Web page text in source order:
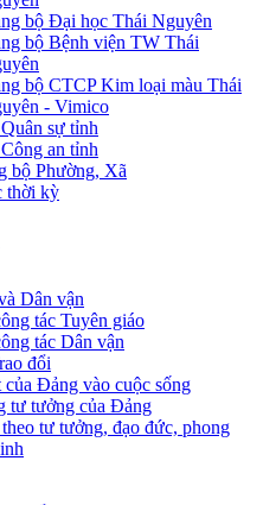
bộ Đại học Thái Nguyên
bộ Bệnh viện TW Thái
bộ CTCP Kim loại màu Thái
- Vimico
sự tỉnh
an tỉnh
bộ Phường, Xã
thời kỳ
Dân vận
tác Tuyên giáo
tác Dân vận
đổi
Đảng vào cuộc sống
tư tưởng của Đảng
tư tưởng, đạo đức, phong